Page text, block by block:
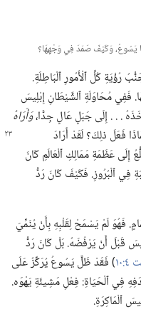
رُؤْيَةِ كُلِّ ٱلْأُمُورِ ٱلْبَاطِلَةِ.‏
مُحَاوَلَةِ ٱلشَّيْطَانِ إِبْلِيسَ
.‏ .‏ .‏ إِلَى جَبَلٍ عَالٍ جِدًّا،‏وَأَرَاهُ
فَعَلَ ذلِكَ؟‏ لَقَدْ أَرَادَ
إِلَى عَظَمَةِ مَمَالِكِ ٱلْعَالَمِ كَانَ
فِي ٱلْبُرُوزِ.‏ فَكَيْفَ كَانَ رَدُّ
فَهُوَ لَمْ يَسْمَحْ لِقَلْبِهِ بِأَنْ يُنَمِّيَ
قَبْلَ أَنْ يَرْفُضَهُ.‏ بَلْ كَانَ رَدُّ
‏)‏ فَقَدْ ظَلَّ يَسُوعُ يُرَكِّزُ عَلَى
فِي ٱلْحَيَاةِ:‏ فِعْلِ مَشِيئَةِ يَهْوَه.‏
ٱلْمَاكِرَةِ.‏